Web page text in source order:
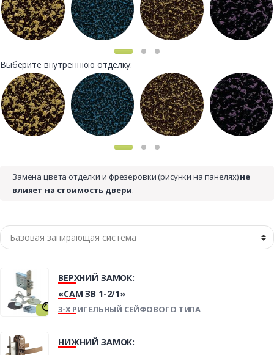
Выберите внутреннюю отделку:
Замена цвета отделки и фрезеровки (рисунки на панелях)не
влияет на стоимость двери.
ВЕРХНИЙ ЗАМОК:
«САМ ЗВ 1-2/1»
3-Х РИГЕЛЬНЫЙ СЕЙФОВОГО ТИПА
НИЖНИЙ ЗАМОК: